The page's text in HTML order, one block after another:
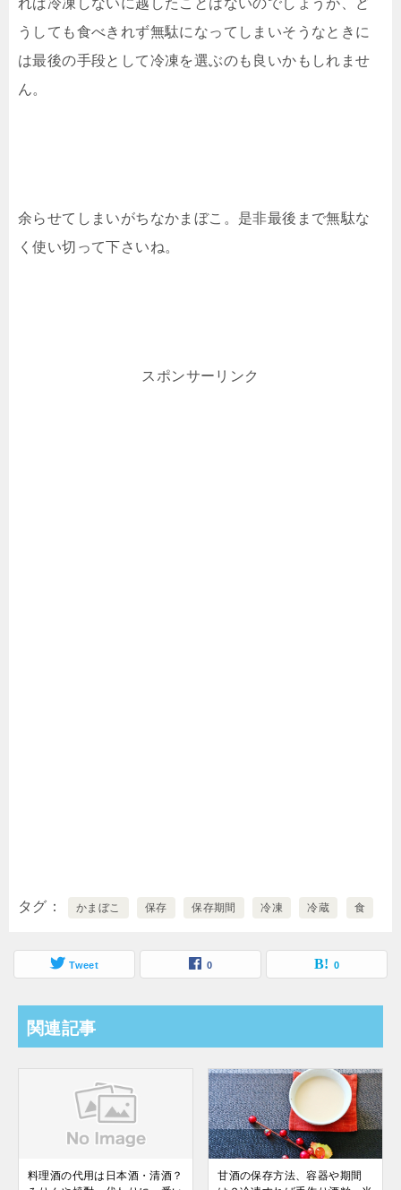
れば冷凍しないに越したことはないのでしょうが、ど
うしても食べきれず無駄になってしまいそうなときに
は最後の手段として冷凍を選ぶのも良いかもしれませ
ん。
余らせてしまいがちなかまぼこ。是非最後まで無駄な
く使い切って下さいね。
スポンサーリンク
タグ かまぼこ 保存 保存期間 冷凍 冷蔵 食
Tweet 0 0
関連記事
料理酒の代用は日本酒・清酒？
甘酒の保存方法、容器や期間